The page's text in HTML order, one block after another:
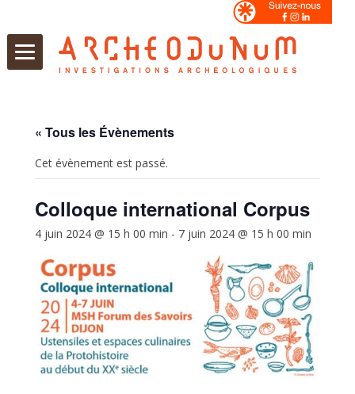
« Tous les Évènements
Cet évènement est passé.
Colloque international Corpus
4 juin 2024 @ 15 h 00 min - 7 juin 2024 @ 15 h 00 min